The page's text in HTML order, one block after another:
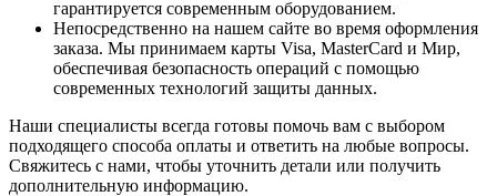
гарантируется современным оборудованием.
Непосредственно на нашем сайте во время оформления
заказа. Мы принимаем карты Visa, MasterCard и Мир,
обеспечивая безопасность операций с помощью
современных технологий защиты данных.
Наши специалисты всегда готовы помочь вам с выбором
подходящего способа оплаты и ответить на любые вопросы.
Свяжитесь с нами, чтобы уточнить детали или получить
дополнительную информацию.